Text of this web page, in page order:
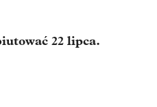
22 lipca.